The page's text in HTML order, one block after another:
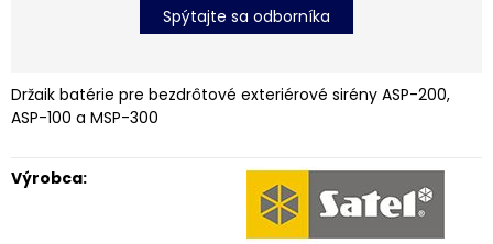
Spýtajte sa odborníka
Držaik batérie pre bezdrôtové exteriérové sirény ASP-200,
ASP-100 a MSP-300
Výrobca: